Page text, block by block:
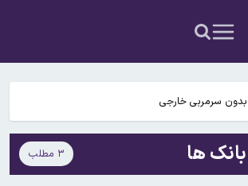
دوست پسرم گفت بابت قتل بسیجی‌ها پول
قهوه‌خانه در زاهدان
سرمربی خارجی
درباره آینده دو پایگاه روسیه
که حمیدرضا رجب‌زاده را به قتل رسانده/ او مرتب به
ها ۳ مطلب